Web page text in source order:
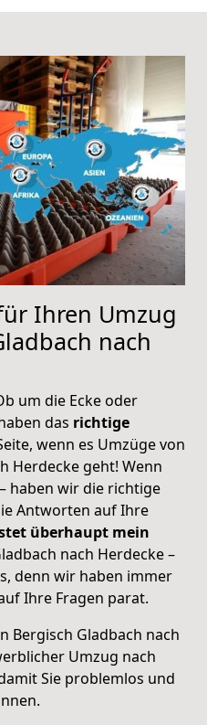
Ihren Umzug
nach
um die Ecke oder
das richtige
wenn es Umzüge von
Herdecke geht! Wenn
haben wir die richtige
Antworten auf Ihre
überhaupt mein
nach Herdecke –
denn wir haben immer
Ihre Fragen parat.
Bergisch Gladbach nach
Umzug nach
Sie problemlos und